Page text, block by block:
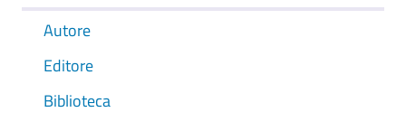
Autore
Editore
Biblioteca